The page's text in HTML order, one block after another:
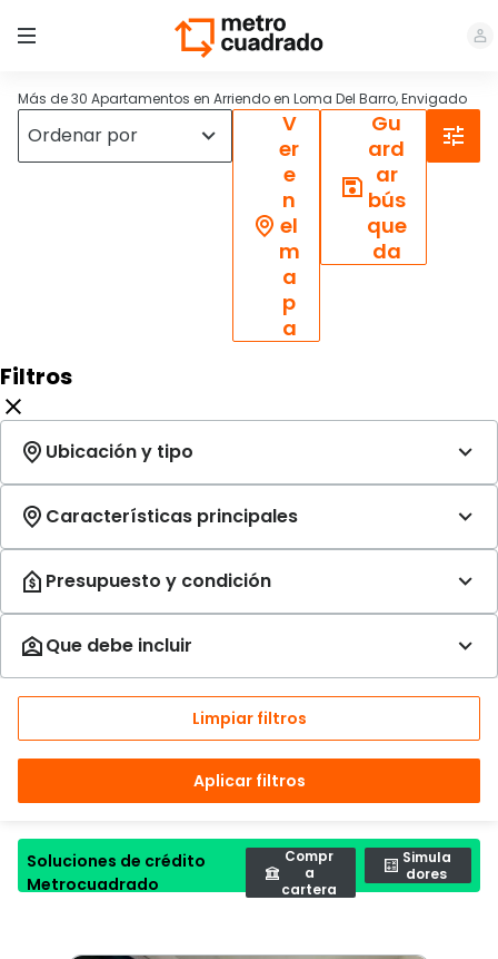
Más de 30 Apartamentos en Arriendo en Loma Del Barro, Envigado
V
er
e
n
el
m
a
p
a
Gu
ard
ar
bús
que
da
Filtros
Limpiar filtros
Aplicar filtros
Soluciones de crédito
Metrocuadrado
Compr
a
cartera
Simula
dores